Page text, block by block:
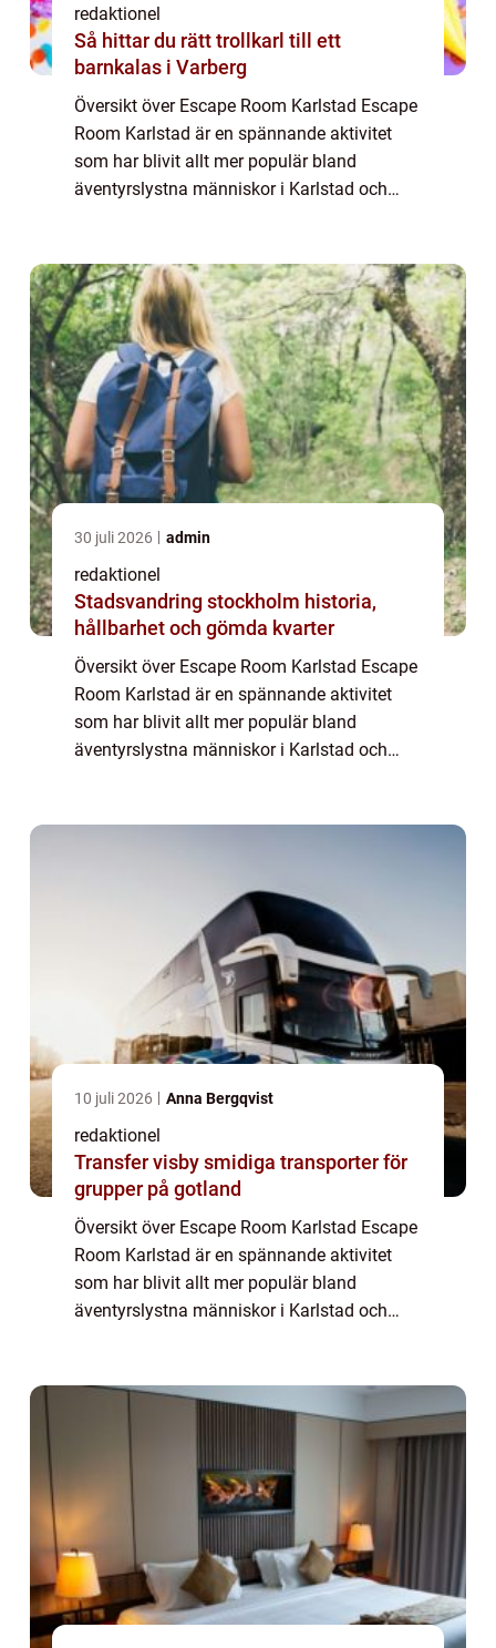
redaktionel
Så hittar du rätt trollkarl till ett
barnkalas i Varberg
Översikt över Escape Room Karlstad Escape
Room Karlstad är en spännande aktivitet
som har blivit allt mer populär bland
äventyrslystna människor i Karlstad och
där del...
30 juli 2026 admin
redaktionel
Stadsvandring stockholm historia,
hållbarhet och gömda kvarter
Översikt över Escape Room Karlstad Escape
Room Karlstad är en spännande aktivitet
som har blivit allt mer populär bland
äventyrslystna människor i Karlstad och
10 juli 2026 Anna Bergqvist
redaktionel
Transfer visby smidiga transporter för
grupper på gotland
Översikt över Escape Room Karlstad Escape
Room Karlstad är en spännande aktivitet
som har blivit allt mer populär bland
äventyrslystna människor i Karlstad och
där del...